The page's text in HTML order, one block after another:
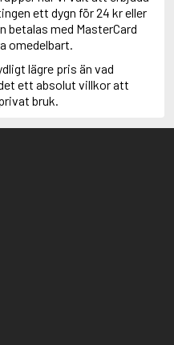
ett dygn för 24 kr eller
betalas med MasterCard
omedelbart.
lägre pris än vad
ett absolut villkor att
bruk.